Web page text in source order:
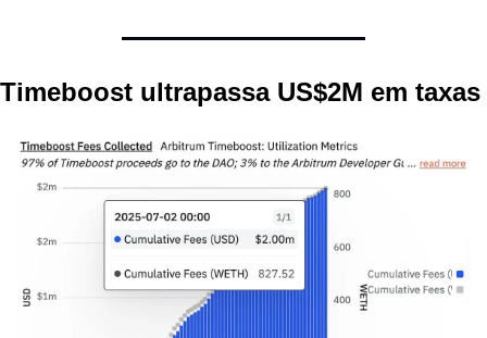
Timeboost ultrapassa US$2M em taxas